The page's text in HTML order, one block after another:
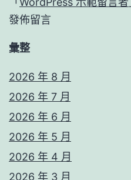
發佈留言
彙整
2026 年 8 月
2026 年 7 月
2026 年 6 月
2026 年 5 月
2026 年 4 月
2026 年 3 月